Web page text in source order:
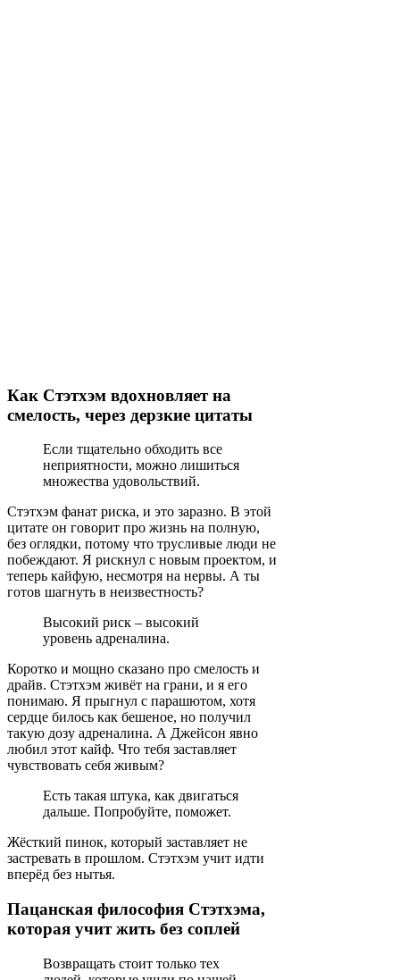
Как Стэтхэм вдохновляет на
смелость, через дерзкие цитаты
Если тщательно обходить все
неприятности, можно лишиться
множества удовольствий.
Стэтхэм фанат риска, и это заразно. В этой
цитате он говорит про жизнь на полную,
без оглядки, потому что трусливые люди не
побеждают. Я рискнул с новым проектом, и
теперь кайфую, несмотря на нервы. А ты
готов шагнуть в неизвестность?
Высокий риск – высокий
уровень адреналина.
Коротко и мощно сказано про смелость и
драйв. Стэтхэм живёт на грани, и я его
понимаю. Я прыгнул с парашютом, хотя
сердце билось как бешеное, но получил
такую дозу адреналина. А Джейсон явно
любил этот кайф. Что тебя заставляет
чувствовать себя живым?
Есть такая штука, как двигаться
дальше. Попробуйте, поможет.
Жёсткий пинок, который заставляет не
застревать в прошлом. Стэтхэм учит идти
вперёд без нытья.
Пацанская философия Стэтхэма,
которая учит жить без соплей
Возвращать стоит только тех